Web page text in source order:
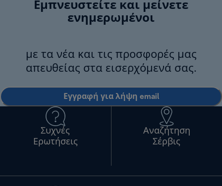
Εμπνευστείτε και μείνετε
ενημερωμένοι
με τα νέα και τις προσφορές μας
απευθείας στα εισερχόμενά σας.
Εγγραφή για λήψη email
Συχνές
Ερωτήσεις
Αναζήτηση
Σέρβις